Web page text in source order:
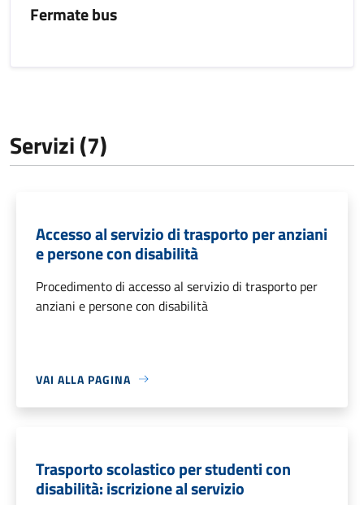
Fermate bus
Servizi (7)
Accesso al servizio di trasporto per anziani
e persone con disabilità
Procedimento di accesso al servizio di trasporto per
anziani e persone con disabilità
VAI ALLA PAGINA
Trasporto scolastico per studenti con
disabilità: iscrizione al servizio